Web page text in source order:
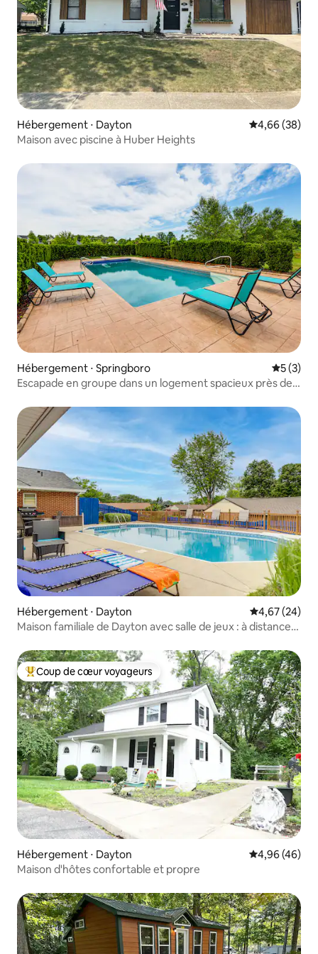
Hébergement ⋅ Dayton Évaluation
4,66 (38)
Maison avec piscine à Huber Heights
Hébergement ⋅ Springboro
5 (3)
Escapade en groupe dans un logement spacieux près de
Hébergement ⋅ Dayton Évaluation
4,67 (24)
Maison familiale de Dayton avec salle de jeux : à distance
Coups de cœur voyageurs les plus appréciés
Coup de cœur voyageurs
Hébergement ⋅ Dayton Évaluation
4,96 (46)
Maison d'hôtes confortable et propre